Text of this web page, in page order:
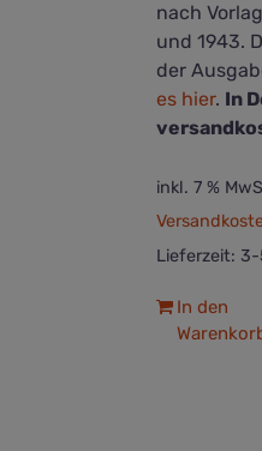
nach
und 1943.
der
es hier. In
inkl. 7 %
Lieferzeit: 3-
In den